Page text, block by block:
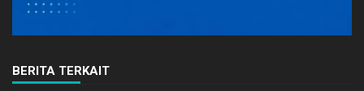
BERITA TERKAIT